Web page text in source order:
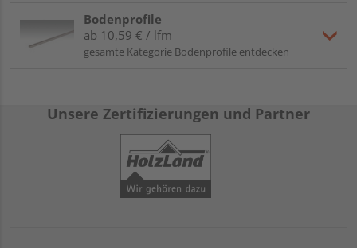
Bodenprofile
ab 10,59 € / lfm
gesamte Kategorie Bodenprofile entdecken
Unsere Zertifizierungen und Partner